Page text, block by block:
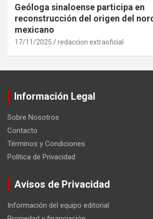
Geóloga sinaloense participa en
reconstrucción del origen del
mexicano
17/11/2025 redaccion extraoficial
Información Legal
Sobre Nosotros
Contacto
Términos y Condiciones
Política de Privacidad
Avisos de Privacidad
Información del equipo editorial